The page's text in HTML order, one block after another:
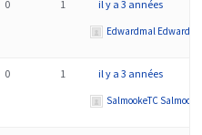
0 1 il y a 3 années
Edwardmal
0 1 il y a 3 années
SalmookeTC